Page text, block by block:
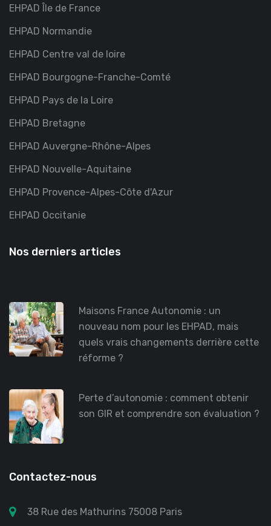
EHPAD Île de France
EHPAD Normandie
EHPAD Centre val de loire
EHPAD Bourgogne-Franche-Comté
EHPAD Pays de la Loire
EHPAD Bretagne
EHPAD Auvergne-Rhône-Alpes
EHPAD Nouvelle-Aquitaine
EHPAD Provence-Alpes-Côte d'Azur
EHPAD Occitanie
Nos derniers articles
Maisons France Autonomie : un
nouveau nom pour les EHPAD, mais
quels vrais changements derrière cette
réforme ?
Perte d’autonomie : comment obtenir
son GIR et comprendre son évaluation ?
Contactez-nous
38 Rue des Mathurins 75008 Paris